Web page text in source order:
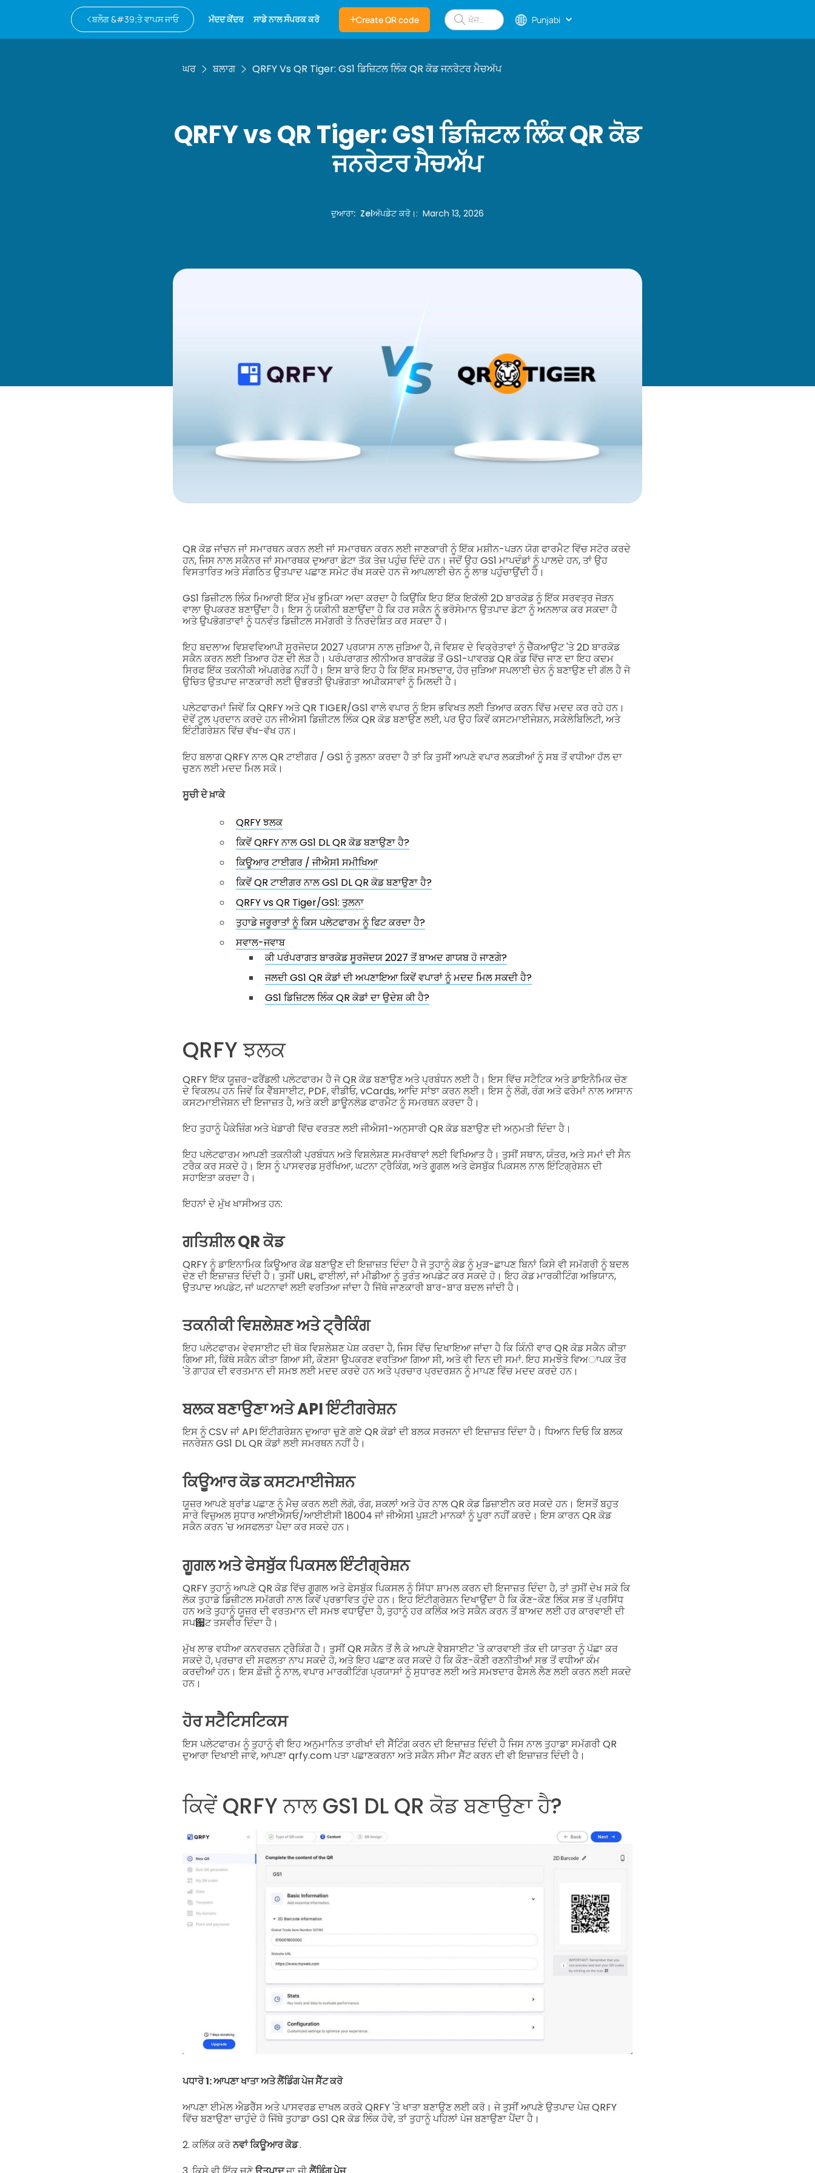
ਬਲੌਗ &#39;ਤੇ ਵਾਪਸ ਜਾਓ ਮੱਦਦ ਕੇਂਦਰ ਸਾਡੇ ਨਾਲ ਸੰਪਰਕ ਕਰੋ Create QR code Punjabi
ਘਰ ਬਲਾਗ QRFY Vs QR Tiger: GS1 ਡਿਜ਼ਿਟਲ ਲਿੰਕ QR ਕੋਡ ਜਨਰੇਟਰ ਮੈਚਅੱਪ
QRFY vs QR Tiger: GS1 ਡਿਜ਼ਿਟਲ ਲਿੰਕ QR ਕੋਡ
ਜਨਰੇਟਰ ਮੈਚਅੱਪ
ਦੁਆਰਾ: Zelਅੱਪਡੇਟ ਕਰੋ।: March 13, 2026
QR ਕੋਡ ਜਾਂਚਨ ਜਾਂ ਸਮਾਰਥਨ ਕਰਨ ਲਈ ਜਾਂ ਸਮਾਰਥਨ ਕਰਨ ਲਈ ਜਾਣਕਾਰੀ ਨੂੰ ਇੱਕ ਮਸ਼ੀਨ-ਪੜਨ ਯੋਗ ਫਾਰਮੈਟ ਵਿੱਚ ਸਟੋਰ ਕਰਦੇ
ਹਨ, ਜਿਸ ਨਾਲ ਸਕੈਨਰ ਜਾਂ ਸਮਾਰਥਕ ਦੁਆਰਾ ਡੇਟਾ ਤੱਕ ਤੇਜ਼ ਪਹੁੰਚ ਦਿੰਦੇ ਹਨ। ਜਦੋਂ ਉਹ GS1 ਮਾਪਦੰਡਾਂ ਨੂੰ ਪਾਲਦੇ ਹਨ, ਤਾਂ ਉਹ
ਵਿਸਤਾਰਿਤ ਅਤੇ ਸੰਗਠਿਤ ਉਤਪਾਦ ਪਛਾਣ ਸਮੇਟ ਰੱਖ ਸਕਦੇ ਹਨ ਜੋ ਆਪਲਾਈ ਚੇਨ ਨੂੰ ਲਾਭ ਪਹੁੰਚਾਉਂਦੀ ਹੈ।
GS1 ਡਿਜ਼ੀਟਲ ਲਿੰਕ ਮਿਆਰੀ ਇੱਕ ਮੁੱਖ ਭੂਮਿਕਾ ਅਦਾ ਕਰਦਾ ਹੈ ਕਿਉਂਕਿ ਇਹ ਇੱਕ ਇਕੱਲੀ 2D ਬਾਰਕੋਡ ਨੂੰ ਇੱਕ ਸਰਵਤ੍ਰ ਜੋੜਨ
ਵਾਲਾ ਉਪਕਰਣ ਬਣਾਉਂਦਾ ਹੈ। ਇਸ ਨੂੰ ਯਕੀਨੀ ਬਣਾਉਂਦਾ ਹੈ ਕਿ ਹਰ ਸਕੈਨ ਨੂੰ ਭਰੋਸੇਮਾਨ ਉਤਪਾਦ ਡੇਟਾ ਨੂੰ ਅਨਲਾਕ ਕਰ ਸਕਦਾ ਹੈ
ਅਤੇ ਉਪਭੋਗਤਾਵਾਂ ਨੂੰ ਧਨਵੰਤ ਡਿਜ਼ੀਟਲ ਸਮੱਗਰੀ ਤੇ ਨਿਰਦੇਸ਼ਿਤ ਕਰ ਸਕਦਾ ਹੈ।
ਇਹ ਬਦਲਾਅ ਵਿਸ਼ਵਵਿਆਪੀ ਸੂਰਜੋਦਯ 2027 ਪ੍ਰਯਾਸ ਨਾਲ ਜੁੜਿਆ ਹੈ, ਜੋ ਵਿਸ਼ਵ ਦੇ ਵਿਕ੍ਰੇਤਾਵਾਂ ਨੂੰ ਚੈੱਕਆਉਟ 'ਤੇ 2D ਬਾਰਕੋਡ
ਸਕੈਨ ਕਰਨ ਲਈ ਤਿਆਰ ਹੋਣ ਦੀ ਲੋੜ ਹੈ। ਪਰੰਪਰਾਗਤ ਲੀਨੀਅਰ ਬਾਰਕੋਡ ਤੋਂ GS1-ਪਾਵਰਡ QR ਕੋਡ ਵਿੱਚ ਜਾਣ ਦਾ ਇਹ ਕਦਮ
ਸਿਰਫ ਇੱਕ ਤਕਨੀਕੀ ਅੱਪਗਰੇਡ ਨਹੀਂ ਹੈ। ਇਸ ਬਾਰੇ ਇਹ ਹੈ ਕਿ ਇੱਕ ਸਮਝਦਾਰ, ਹੋਰ ਜੁੜਿਆ ਸਪਲਾਈ ਚੇਨ ਨੂੰ ਬਣਾਉਣ ਦੀ ਗੱਲ ਹੈ ਜੋ
ਉਚਿਤ ਉਤਪਾਦ ਜਾਣਕਾਰੀ ਲਈ ਉਭਰਤੀ ਉਪਭੋਗਤਾ ਅਪੀਕਸਾਵਾਂ ਨੂੰ ਮਿਲਦੀ ਹੈ।
ਪਲੇਟਫਾਰਮਾਂ ਜਿਵੇਂ ਕਿ QRFY ਅਤੇ QR TIGER/GS1 ਵਾਲੇ ਵਪਾਰ ਨੂੰ ਇਸ ਭਵਿਖਤ ਲਈ ਤਿਆਰ ਕਰਨ ਵਿੱਚ ਮਦਦ ਕਰ ਰਹੇ ਹਨ।
ਦੋਵੇਂ ਟੂਲ ਪ੍ਰਦਾਨ ਕਰਦੇ ਹਨ ਜੀਐਸ1 ਡਿਜ਼ੀਟਲ ਲਿੰਕ QR ਕੋਡ ਬਣਾਉਣ ਲਈ, ਪਰ ਉਹ ਕਿਵੇਂ ਕਸਟਮਾਈਜੇਸ਼ਨ, ਸਕੇਲੇਬਿਲਿਟੀ, ਅਤੇ
ਇੰਟੀਗਰੇਸ਼ਨ ਵਿੱਚ ਵੱਖ-ਵੱਖ ਹਨ।
ਇਹ ਬਲਾਗ QRFY ਨਾਲ QR ਟਾਈਗਰ / GS1 ਨੂੰ ਤੁਲਨਾ ਕਰਦਾ ਹੈ ਤਾਂ ਕਿ ਤੁਸੀਂ ਆਪਣੇ ਵਪਾਰ ਲਕੜੀਆਂ ਨੂੰ ਸਬ ਤੋਂ ਵਧੀਆ ਹੱਲ ਦਾ
ਚੁਣਨ ਲਈ ਮਦਦ ਮਿਲ ਸਕੋ।
ਸੂਚੀ ਦੇ ਖ਼ਾਕੇ
QRFY ਝਲਕ
ਕਿਵੇਂ QRFY ਨਾਲ GS1 DL QR ਕੋਡ ਬਣਾਉਣਾ ਹੈ?
ਕਿਊਆਰ ਟਾਈਗਰ / ਜੀਐਸ1 ਸਮੀਖਿਆ
ਕਿਵੇਂ QR ਟਾਈਗਰ ਨਾਲ GS1 DL QR ਕੋਡ ਬਣਾਉਣਾ ਹੈ?
QRFY vs QR Tiger/GS1: ਤੁਲਨਾ
ਤੁਹਾਡੇ ਜਰੂਰਾਤਾਂ ਨੂੰ ਕਿਸ ਪਲੇਟਫਾਰਮ ਨੂੰ ਫਿਟ ਕਰਦਾ ਹੈ?
ਸਵਾਲ-ਜਵਾਬ
ਕੀ ਪਰੰਪਰਾਗਤ ਬਾਰਕੋਡ ਸੂਰਜੋਦਯ 2027 ਤੋਂ ਬਾਅਦ ਗਾਯਬ ਹੋ ਜਾਣਗੇ?
ਜਲਦੀ GS1 QR ਕੋਡਾਂ ਦੀ ਅਪਣਾਇਆ ਕਿਵੇਂ ਵਪਾਰਾਂ ਨੂੰ ਮਦਦ ਮਿਲ ਸਕਦੀ ਹੈ?
GS1 ਡਿਜ਼ਿਟਲ ਲਿੰਕ QR ਕੋਡਾਂ ਦਾ ਉਦੇਸ਼ ਕੀ ਹੈ?
QRFY ਝਲਕ
QRFY ਇੱਕ ਯੂਜ਼ਰ-ਫਰੈਂਡਲੀ ਪਲੇਟਫਾਰਮ ਹੈ ਜੋ QR ਕੋਡ ਬਣਾਉਣ ਅਤੇ ਪ੍ਰਬੰਧਨ ਲਈ ਹੈ। ਇਸ ਵਿੱਚ ਸਟੈਟਿਕ ਅਤੇ ਡਾਇਨੈਮਿਕ ਚੋਣ
ਦੇ ਵਿਕਲਪ ਹਨ ਜਿਵੇਂ ਕਿ ਵੈੱਬਸਾਈਟ, PDF, ਵੀਡੀਓ, vCards, ਆਦਿ ਸਾਂਝਾ ਕਰਨ ਲਈ। ਇਸ ਨੂੰ ਲੋਗੋ, ਰੰਗ ਅਤੇ ਫਰੇਮਾਂ ਨਾਲ ਆਸਾਨ
ਕਸਟਮਾਈਜੇਸ਼ਨ ਦੀ ਇਜਾਜ਼ਤ ਹੈ, ਅਤੇ ਕਈ ਡਾਊਨਲੋਡ ਫਾਰਮੈਟ ਨੂੰ ਸਮਰਥਨ ਕਰਦਾ ਹੈ।
ਇਹ ਤੁਹਾਨੂੰ ਪੈਕੇਜ਼ਿੰਗ ਅਤੇ ਖੇਡਾਰੀ ਵਿੱਚ ਵਰਤਣ ਲਈ ਜੀਐਸ1-ਅਨੁਸਾਰੀ QR ਕੋਡ ਬਣਾਉਣ ਦੀ ਅਨੁਮਤੀ ਦਿੰਦਾ ਹੈ।
ਇਹ ਪਲੇਟਫਾਰਮ ਆਪਣੀ ਤਕਨੀਕੀ ਪ੍ਰਬੰਧਨ ਅਤੇ ਵਿਸ਼ਲੇਸ਼ਣ ਸਮਰੱਥਾਵਾਂ ਲਈ ਵਿਖਿਆਤ ਹੈ। ਤੁਸੀਂ ਸਥਾਨ, ਯੰਤਰ, ਅਤੇ ਸਮਾਂ ਦੀ ਸੈਨ
ਟਰੈਕ ਕਰ ਸਕਦੇ ਹੋ। ਇਸ ਨੂੰ ਪਾਸਵਰਡ ਸੁਰੱਖਿਆ, ਘਟਨਾ ਟ੍ਰੈਕਿੰਗ, ਅਤੇ ਗੂਗਲ ਅਤੇ ਫੇਸਬੁੱਕ ਪਿਕਸਲ ਨਾਲ ਇੰਟਿਗ੍ਰੇਸ਼ਨ ਦੀ
ਸਹਾਇਤਾ ਕਰਦਾ ਹੈ।
ਇਹਨਾਂ ਦੇ ਮੁੱਖ ਖਾਸੀਅਤ ਹਨ:
ਗਤਿਸ਼ੀਲ QR ਕੋਡ
QRFY ਨੂੰ ਡਾਇਨਾਮਿਕ ਕਿਊਆਰ ਕੋਡ ਬਣਾਉਣ ਦੀ ਇਜ਼ਾਜ਼ਤ ਦਿੰਦਾ ਹੈ ਜੋ ਤੁਹਾਨੂੰ ਕੋਡ ਨੂੰ ਮੁੜ-ਛਾਪਣ ਬਿਨਾਂ ਕਿਸੇ ਵੀ ਸਮੱਗਰੀ ਨੂੰ ਬਦਲ
ਦੇਣ ਦੀ ਇਜ਼ਾਜ਼ਤ ਦਿੰਦੀ ਹੈ। ਤੁਸੀਂ URL, ਫਾਈਲਾਂ, ਜਾਂ ਮੀਡੀਆ ਨੂੰ ਤੁਰੰਤ ਅਪਡੇਟ ਕਰ ਸਕਦੇ ਹੋ। ਇਹ ਕੋਡ ਮਾਰਕੀਟਿੰਗ ਅਭਿਯਾਨ,
ਉਤਪਾਦ ਅਪਡੇਟ, ਜਾਂ ਘਟਨਾਵਾਂ ਲਈ ਵਰਤਿਆ ਜਾਂਦਾ ਹੈ ਜਿੱਥੇ ਜਾਣਕਾਰੀ ਬਾਰ-ਬਾਰ ਬਦਲ ਜਾਂਦੀ ਹੈ।
ਤਕਨੀਕੀ ਵਿਸ਼ਲੇਸ਼ਣ ਅਤੇ ਟ੍ਰੈਕਿੰਗ
ਇਹ ਪਲੇਟਫਾਰਮ ਵੇਵਸਾਈਟ ਦੀ ਥੋਕ ਵਿਸ਼ਲੇਸ਼ਣ ਪੇਸ਼ ਕਰਦਾ ਹੈ, ਜਿਸ ਵਿੱਚ ਦਿਖਾਇਆ ਜਾਂਦਾ ਹੈ ਕਿ ਕਿੰਨੀ ਵਾਰ QR ਕੋਡ ਸਕੈਨ ਕੀਤਾ
ਗਿਆ ਸੀ, ਕਿੱਥੇ ਸਕੈਨ ਕੀਤਾ ਗਿਆ ਸੀ, ਕੌਣਸਾ ਉਪਕਰਣ ਵਰਤਿਆ ਗਿਆ ਸੀ, ਅਤੇ ਵੀ ਦਿਨ ਦੀ ਸਮਾਂ. ਇਹ ਸਮਝੌਤੇ ਵਿਅਾਪਕ ਤੌਰ
'ਤੇ ਗਾਹਕ ਦੀ ਵਰਤਮਾਨ ਦੀ ਸਮਝ ਲਈ ਮਦਦ ਕਰਦੇ ਹਨ ਅਤੇ ਪ੍ਰਚਾਰ ਪ੍ਰਦਰਸ਼ਨ ਨੂੰ ਮਾਪਣ ਵਿੱਚ ਮਦਦ ਕਰਦੇ ਹਨ।
ਬਲਕ ਬਣਾਉਣਾ ਅਤੇ API ਇੰਟੀਗਰੇਸ਼ਨ
ਇਸ ਨੂੰ CSV ਜਾਂ API ਇੰਟੀਗਰੇਸ਼ਨ ਦੁਆਰਾ ਚੁਣੇ ਗਏ QR ਕੋਡਾਂ ਦੀ ਬਲਕ ਸਰਜਨਾ ਦੀ ਇਜ਼ਾਜ਼ਤ ਦਿੰਦਾ ਹੈ। ਧਿਆਨ ਦਿਓ ਕਿ ਬਲਕ
ਜਨਰੇਸ਼ਨ GS1 DL QR ਕੋਡਾਂ ਲਈ ਸਮਰਥਨ ਨਹੀਂ ਹੈ।
ਕਿਊਆਰ ਕੋਡ ਕਸਟਮਾਈਜੇਸ਼ਨ
ਯੂਜ਼ਰ ਆਪਣੇ ਬ੍ਰਾਂਡ ਪਛਾਣ ਨੂੰ ਮੈਚ ਕਰਨ ਲਈ ਲੋਗੋ, ਰੰਗ, ਸ਼ਕਲਾਂ ਅਤੇ ਹੋਰ ਨਾਲ QR ਕੋਡ ਡਿਜ਼ਾਈਨ ਕਰ ਸਕਦੇ ਹਨ। ਇਸਤੋਂ ਬਹੁਤ
ਸਾਰੇ ਵਿਜ਼ੁਅਲ ਸੁਧਾਰ ਆਈਐਸਓ/ਆਈਈਸੀ 18004 ਜਾਂ ਜੀਐਸ1 ਪੁਸ਼ਟੀ ਮਾਨਕਾਂ ਨੂੰ ਪੂਰਾ ਨਹੀਂ ਕਰਦੇ। ਇਸ ਕਾਰਨ QR ਕੋਡ
ਸਕੈਨ ਕਰਨ 'ਚ ਅਸਫਲਤਾ ਪੈਦਾ ਕਰ ਸਕਦੇ ਹਨ।
ਗੂਗਲ ਅਤੇ ਫੇਸਬੁੱਕ ਪਿਕਸਲ ਇੰਟੀਗ੍ਰੇਸ਼ਨ
QRFY ਤੁਹਾਨੂੰ ਆਪਣੇ QR ਕੋਡ ਵਿੱਚ ਗੂਗਲ ਅਤੇ ਫੇਸਬੁੱਕ ਪਿਕਸਲ ਨੂੰ ਸਿੱਧਾ ਸ਼ਾਮਲ ਕਰਨ ਦੀ ਇਜਾਜ਼ਤ ਦਿੰਦਾ ਹੈ, ਤਾਂ ਤੁਸੀਂ ਦੇਖ ਸਕੋ ਕਿ
ਲੋਕ ਤੁਹਾਡੇ ਡਿਜ਼ੀਟਲ ਸਮੱਗਰੀ ਨਾਲ ਕਿਵੇਂ ਪ੍ਰਭਾਵਿਤ ਹੁੰਦੇ ਹਨ। ਇਹ ਇੰਟੀਗ੍ਰੇਸ਼ਨ ਦਿਖਾਉਂਦਾ ਹੈ ਕਿ ਕੌਣ-ਕੌਣ ਲਿੰਕ ਸਭ ਤੋਂ ਪ੍ਰਸਿੱਧ
ਹਨ ਅਤੇ ਤੁਹਾਨੂੰ ਯੂਜ਼ਰ ਦੀ ਵਰਤਮਾਨ ਦੀ ਸਮਝ ਵਧਾਉਂਦਾ ਹੈ, ਤੁਹਾਨੂੰ ਹਰ ਕਲਿੱਕ ਅਤੇ ਸਕੈਨ ਕਰਨ ਤੋਂ ਬਾਅਦ ਲਈ ਹਰ ਕਾਰਵਾਈ ਦੀ
ਸਪ਷ਟ ਤਸਵੀਰ ਦਿੰਦਾ ਹੈ।
ਮੁੱਖ ਲਾਭ ਵਧੀਆ ਕਨਵਰਜ਼ਨ ਟ੍ਰੈਕਿੰਗ ਹੈ। ਤੁਸੀਂ QR ਸਕੈਨ ਤੋਂ ਲੈ ਕੇ ਆਪਣੇ ਵੈਬਸਾਈਟ 'ਤੇ ਕਾਰਵਾਈ ਤੱਕ ਦੀ ਯਾਤਰਾ ਨੂੰ ਪੱਛਾ ਕਰ
ਸਕਦੇ ਹੋ, ਪ੍ਰਚਾਰ ਦੀ ਸਫਲਤਾ ਨਾਪ ਸਕਦੇ ਹੋ, ਅਤੇ ਇਹ ਪਛਾਣ ਕਰ ਸਕਦੇ ਹੋ ਕਿ ਕੌਣ-ਕੌਣੀ ਰਣਨੀਤੀਆਂ ਸਭ ਤੋਂ ਵਧੀਆ ਕੰਮ
ਕਰਦੀਆਂ ਹਨ। ਇਸ ਫ਼ੌਜ਼ੀ ਨੂੰ ਨਾਲ, ਵਪਾਰ ਮਾਰਕੀਟਿੰਗ ਪ੍ਰਯਾਸਾਂ ਨੂੰ ਸੁਧਾਰਣ ਲਈ ਅਤੇ ਸਮਝਦਾਰ ਫੈਸਲੇ ਲੈਣ ਲਈ ਕਰਨ ਲਈ ਸਕਦੇ
ਹਨ।
ਹੋਰ ਸਟੈਟਿਸਟਿਕਸ
ਇਸ ਪਲੇਟਫਾਰਮ ਨੂੰ ਤੁਹਾਨੂੰ ਵੀ ਇਹ ਅਨੁਮਾਨਿਤ ਤਾਰੀਖਾਂ ਦੀ ਸੈੱਟਿੰਗ ਕਰਨ ਦੀ ਇਜ਼ਾਜ਼ਤ ਦਿੰਦੀ ਹੈ ਜਿਸ ਨਾਲ ਤੁਹਾਡਾ ਸਮੱਗਰੀ QR
ਦੁਆਰਾ ਦਿਖਾਈ ਜਾਵੇ, ਆਪਣਾ qrfy.com ਪਤਾ ਪਛਾਣਕਰਨਾ ਅਤੇ ਸਕੈਨ ਸੀਮਾ ਸੈੱਟ ਕਰਨ ਦੀ ਵੀ ਇਜ਼ਾਜ਼ਤ ਦਿੰਦੀ ਹੈ।
ਕਿਵੇਂ QRFY ਨਾਲ GS1 DL QR ਕੋਡ ਬਣਾਉਣਾ ਹੈ?
ਪਧਾਰੋ 1: ਆਪਣਾ ਖਾਤਾ ਅਤੇ ਲੈਂਡਿੰਗ ਪੇਜ ਸੈੱਟ ਕਰੋ
ਆਪਣਾ ਈਮੇਲ ਐਡਰੈੱਸ ਅਤੇ ਪਾਸਵਰਡ ਦਾਖਲ ਕਰਕੇ QRFY 'ਤੇ ਖਾਤਾ ਬਣਾਉਣ ਲਈ ਕਰੋ। ਜੇ ਤੁਸੀਂ ਆਪਣੇ ਉਤਪਾਦ ਪੇਜ਼ QRFY
ਵਿੱਚ ਬਣਾਉਣਾ ਚਾਹੁੰਦੇ ਹੋ ਜਿੱਥੇ ਤੁਹਾਡਾ GS1 QR ਕੋਡ ਲਿੰਕ ਹੋਵੇ, ਤਾਂ ਤੁਹਾਨੂੰ ਪਹਿਲਾਂ ਪੇਜ ਬਣਾਉਣਾ ਪੈਂਦਾ ਹੈ।
2. ਕਲਿੱਕ ਕਰੋਨਵਾਂ ਕਿਊਆਰ ਕੋਡ.